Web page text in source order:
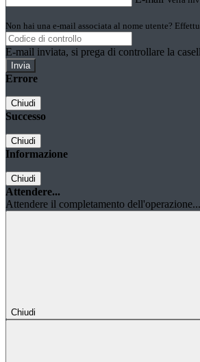
Non hai una e-mail associata al nome utente?
E-mail inviata, si prega di controllare la
Errore
Chiudi
Successo
Chiudi
Informazione
Chiudi
Attendere...
Attendere il completamento dell'operazione...
Chiudi